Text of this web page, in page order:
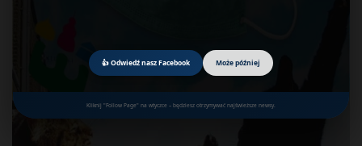
👍 Odwiedź nasz Facebook Może później
Kliknij "Follow Page" na wtyczce – będziesz otrzymywać najświeższe newsy.